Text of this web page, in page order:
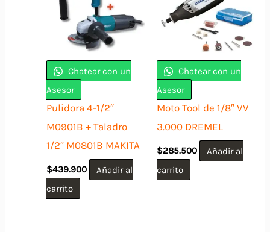
Chatear con un
Asesor
Pulidora 4-1/2″
M0901B + Taladro
1/2″ M0801B MAKITA
$439.900
Añadir al
carrito
Chatear con un
Asesor
Moto Tool de 1/8″ VV
3.000 DREMEL
$285.500
Añadir al
carrito